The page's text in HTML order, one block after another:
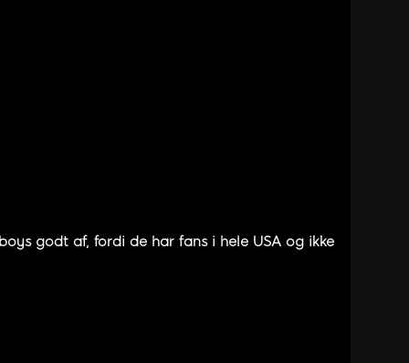
godt af, fordi de har fans i hele USA og ikke